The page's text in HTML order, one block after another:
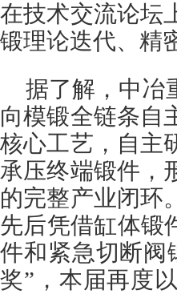
在技术交流论坛
锻理论迭代、精
据了解，中冶
向模锻全链条自
核心工艺，自主
承压终端锻件，
的完整产业闭环
先后凭借缸体锻
件和紧急切断阀
奖”，本届再度